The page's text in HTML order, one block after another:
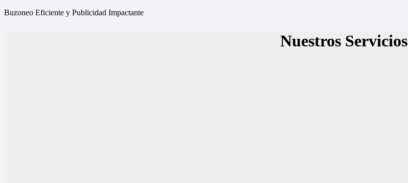
Buzoneo Eficiente y Publicidad Impactante
Nuestros Servicios